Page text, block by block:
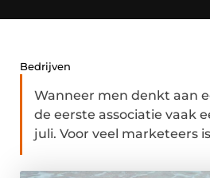
Bedrijven
Wanneer men denkt aan
de eerste associatie vaak
juli. Voor veel marketeers is